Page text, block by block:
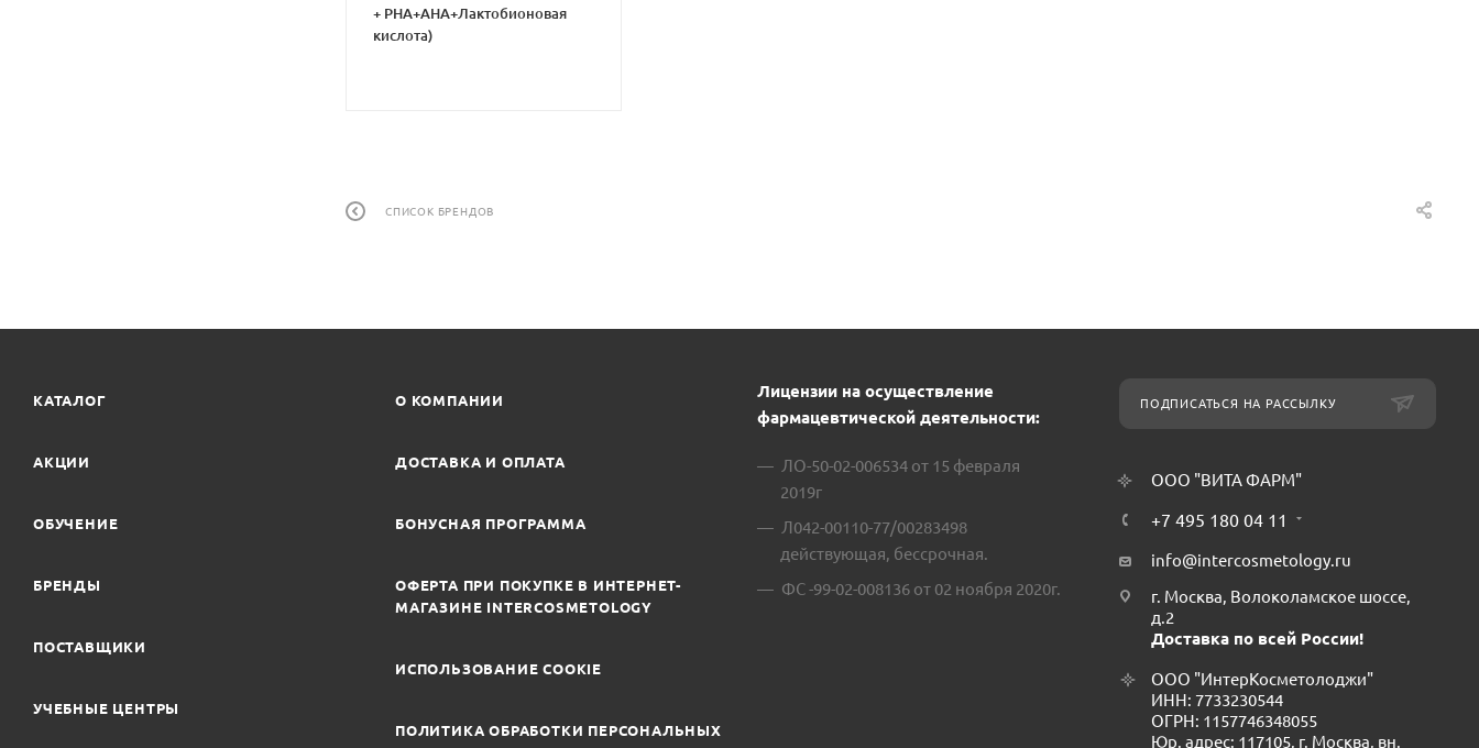
+ PHA+AHA+Лактобионовая
кислота)
СПИСОК БРЕНДОВ
КАТАЛОГ
АКЦИИ
ОБУЧЕНИЕ
БРЕНДЫ
ПОСТАВЩИКИ
УЧЕБНЫЕ ЦЕНТРЫ
О КОМПАНИИ
ДОСТАВКА И ОПЛАТА
БОНУСНАЯ ПРОГРАММА
ОФЕРТА ПРИ ПОКУПКЕ В ИНТЕРНЕТ-
МАГАЗИНЕ INTERCOSMETOLOGY
ИСПОЛЬЗОВАНИЕ COOKIE
ПОЛИТИКА ОБРАБОТКИ ПЕРСОНАЛЬНЫХ
Лицензии на осуществление
фармацевтической деятельности:
ЛО-50-02-006534 от 15 февраля
2019г
Л042-00110-77/00283498
действующая, бессрочная.
ФС -99-02-008136 от 02 ноября 2020г.
ПОДПИСАТЬСЯ НА РАССЫЛКУ
ООО "ВИТА ФАРМ"
+7 495 180 04 11
info@intercosmetology.ru
г. Москва, Волоколамское шоссе,
д.2
Доставка по всей России!
ООО "ИнтерКосметолоджи"
ИНН: 7733230544
ОГРН: 1157746348055
Юр. адрес: 117105, г. Москва, вн.